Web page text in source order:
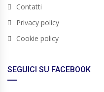
Contatti
Privacy policy
Cookie policy
SEGUICI SU FACEBOOK